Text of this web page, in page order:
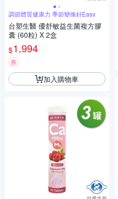
調節體質健康力 季節變換好Easy
台塑生醫 優舒敏益生菌複方膠
囊 (60粒) X 2盒
$1,994
券
加入購物車